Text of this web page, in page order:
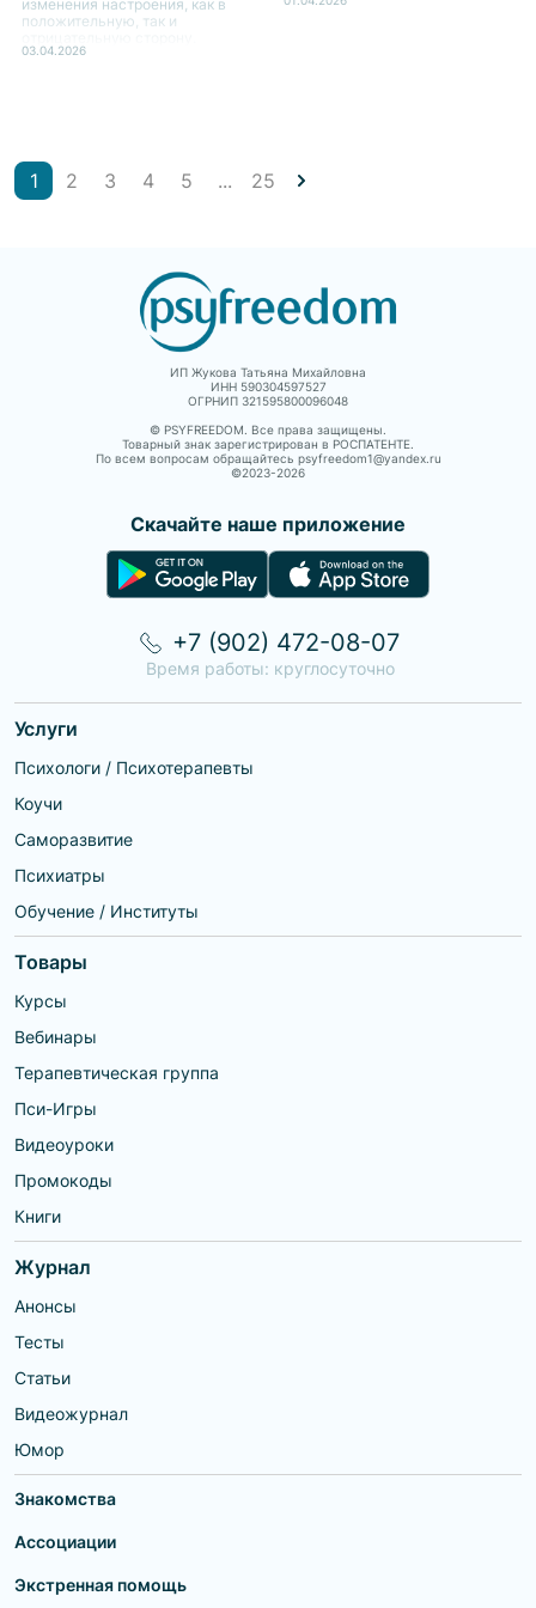
изменения настроения, как в
положительную, так и
03.04.2026
1 2 3 4 5 ... 25
ИП Жукова Татьяна Михайловна
ИНН 590304597527
ОГРНИП 321595800096048
© PSYFREEDOM. Все права защищены.
Товарный знак зарегистрирован в РОСПАТЕНТЕ.
По всем вопросам обращайтесь psyfreedom1@yandex.ru
©2023-2026
Скачайте наше приложение
Услуги
Психологи / Психотерапевты
Коучи
Саморазвитие
Психиатры
Обучение / Институты
Товары
Курсы
Вебинары
Терапевтическая группа
Пси-Игры
Видеоуроки
Промокоды
Книги
Журнал
Анонсы
Тесты
Статьи
Видеожурнал
Юмор
Знакомства
Ассоциации
Экстренная помощь
+7 (902) 472-08-07
Время работы: круглосуточно